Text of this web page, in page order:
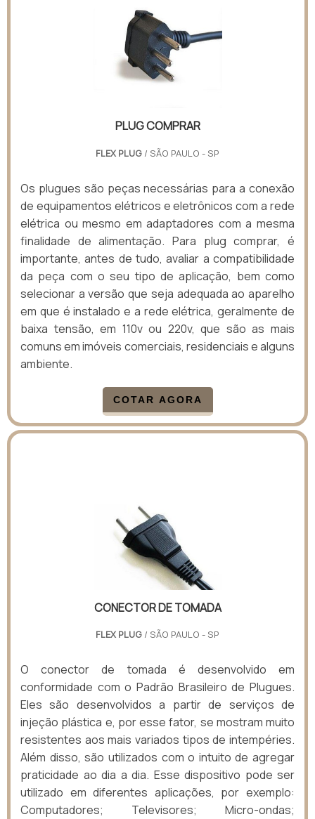
PLUG COMPRAR
FLEX PLUG / SÃO PAULO - SP
Os plugues são peças necessárias para a conexão
de equipamentos elétricos e eletrônicos com a rede
elétrica ou mesmo em adaptadores com a mesma
finalidade de alimentação. Para plug comprar, é
importante, antes de tudo, avaliar a compatibilidade
da peça com o seu tipo de aplicação, bem como
selecionar a versão que seja adequada ao aparelho
em que é instalado e a rede elétrica, geralmente de
baixa tensão, em 110v ou 220v, que são as mais
comuns em imóveis comerciais, residenciais e alguns
ambiente.
COTAR AGORA
CONECTOR DE TOMADA
FLEX PLUG / SÃO PAULO - SP
O conector de tomada é desenvolvido em
conformidade com o Padrão Brasileiro de Plugues.
Eles são desenvolvidos a partir de serviços de
injeção plástica e, por esse fator, se mostram muito
resistentes aos mais variados tipos de intempéries.
Além disso, são utilizados com o intuito de agregar
praticidade ao dia a dia. Esse dispositivo pode ser
utilizado em diferentes aplicações, por exemplo:
Computadores; Televisores; Micro-ondas;